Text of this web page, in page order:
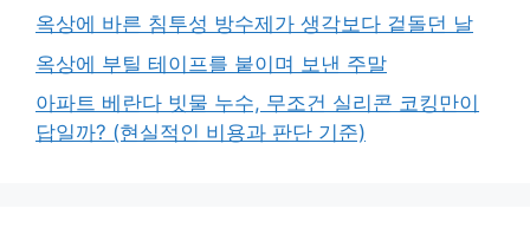
옥상에 바른 침투성 방수제가 생각보다 겉돌던 날
옥상에 부틸 테이프를 붙이며 보낸 주말
아파트 베란다 빗물 누수, 무조건 실리콘 코킹만이
답일까? (현실적인 비용과 판단 기준)